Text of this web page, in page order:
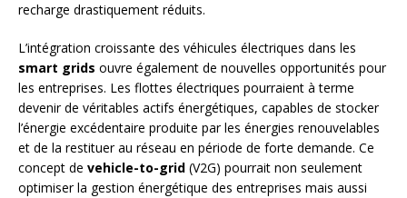
recharge drastiquement réduits.
L’intégration croissante des véhicules électriques dans les
smart grids ouvre également de nouvelles opportunités pour
les entreprises. Les flottes électriques pourraient à terme
devenir de véritables actifs énergétiques, capables de stocker
l’énergie excédentaire produite par les énergies renouvelables
et de la restituer au réseau en période de forte demande. Ce
concept de vehicle-to-grid (V2G) pourrait non seulement
optimiser la gestion énergétique des entreprises mais aussi